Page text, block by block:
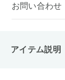
お問い合わせ
アイテム説明